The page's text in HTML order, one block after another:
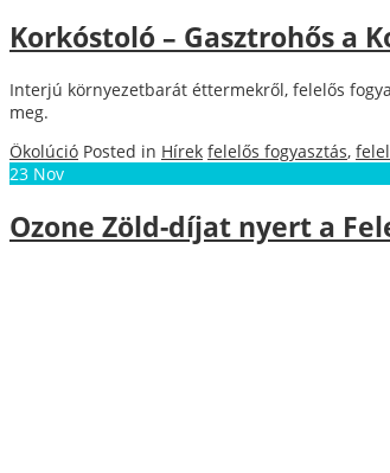
Korkóstoló – Gasztrohős a
Interjú környezetbarát éttermekről, felelős
meg.
Ökolúció Posted in Hírek felelős fogyasztás,
23 Nov
Ozone Zöld-díjat nyert a